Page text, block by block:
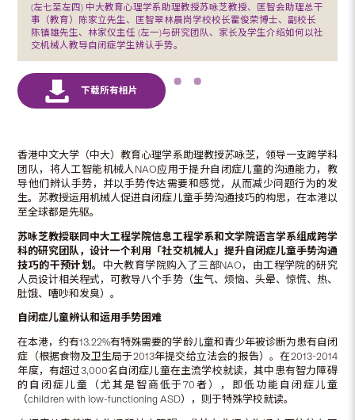
(左七至左四) 中大教育心理学系助理教授苏咏芝教授、匡智会助理总干
事（教育）陈家立先生、匡智翠林晨岗学校校长霍俊荣博士、副校长
陈镇雄先生、林家仪主任 (左一)与研究团队、家长及学生介绍如何以社
交机械人教导自闭症学生辨认手势。
香港中文大学（中大）教育心理学系助理教授苏咏芝，领导一支跨学科
团队，将人工智能机械人NAO应用于提升自闭症儿童的沟通能力，教
导他们辨认手势，并以手势传达需要和感觉，从而减少问题行为的发
生。苏教授运用机械人促进自闭症儿童手势沟通技巧的构思，在本港以
至全球都是先驱。
苏咏芝教授联同中大工程学院信息工程学系和文学院语言学系组成跨学
科的研究团队，设计一个利用「社交机械人」提升自闭症儿童手势沟通
技巧的干预计划。 中大教育学院购入了三部NAO，由工程学院的研究
人员设计相关程式，可教导八个手势（生气、烦恼、头晕、惊慌、热、
肚饿、嘈吵和发臭）。
自闭症儿童辨认和运用手势困难
在本港，约有13.22%有特殊需要的学龄儿童和青少年被诊断为患有自闭
症（根据食物及卫生局于2013年提交给立法会的报告）。在2013-2014
年度，有超过3,000名自闭症儿童在主流学校就读，其中患有智力障碍
的自闭症儿童（尤其是智商低于70者），即低功能自闭症儿童
（children with low-functioning ASD），则于特殊学校就读。